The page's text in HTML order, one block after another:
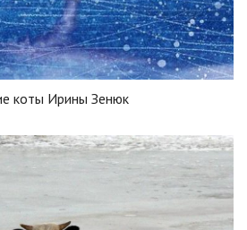
коты Ирины Зенюк